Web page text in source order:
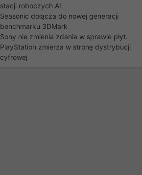
stacji roboczych AI
Seasonic dołącza do nowej generacji
benchmarku 3DMark
Sony nie zmienia zdania w sprawie płyt.
PlayStation zmierza w stronę dystrybucji
cyfrowej